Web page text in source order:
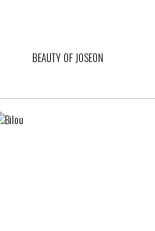
BEAUTY OF JOSEON